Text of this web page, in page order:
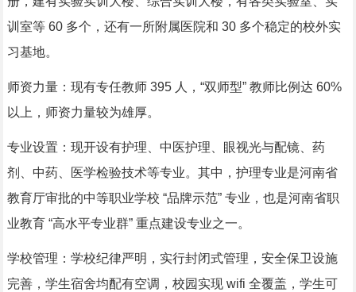
训室等 60 多个，还有一所附属医院和 30 多个稳定的校外实
习基地。
师资力量：现有专任教师 395 人，“双师型” 教师比例达 60%
以上，师资力量较为雄厚。
专业设置：现开设有护理、中医护理、眼视光与配镜、药
剂、中药、医学检验技术等专业。其中，护理专业是河南省
教育厅审批的中等职业学校 “品牌示范” 专业，也是河南省职
业教育 “高水平专业群” 重点建设专业之一。
学校管理：学校纪律严明，实行封闭式管理，安全保卫设施
完善，学生宿舍均配有空调，校园实现 wifi 全覆盖，学生可